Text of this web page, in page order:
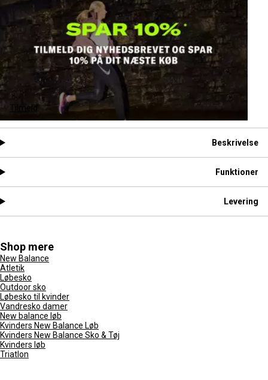
Tilmeld
Beskrivelse
Funktioner
Levering
Shop mere
New Balance
Atletik
Løbesko
Outdoor sko
Løbesko til kvinder
Vandresko damer
New balance løb
Kvinders New Balance Løb
Kvinders New Balance Sko & Tøj
Kvinders løb
Triatlon